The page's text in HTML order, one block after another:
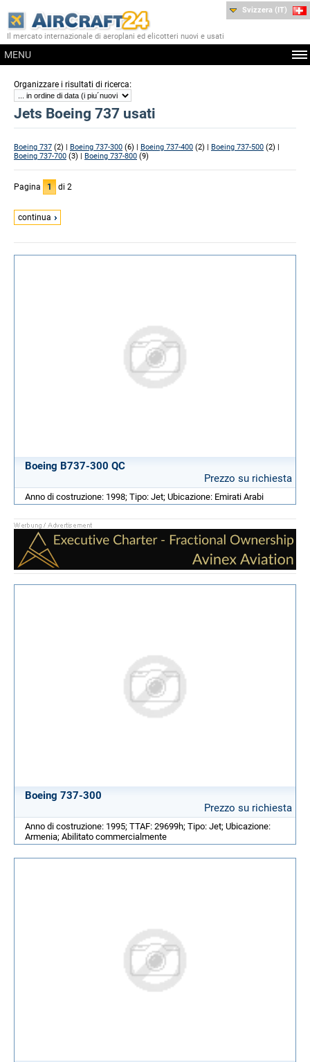
Il mercato internazionale di aeroplani ed elicotteri nuovi e usati
MENU
Svizzera (IT)
Organizzare i risultati di ricerca:
Jets Boeing 737 usati
Boeing 737 (2) | Boeing 737-300 (6) | Boeing 737-400 (2) | Boeing 737-500 (2) |
Boeing 737-700 (3) | Boeing 737-800 (9)
Pagina 1 di 2
continua
Boeing B737-300 QC
Prezzo su richiesta
Anno di costruzione: 1998; Tipo: Jet; Ubicazione: Emirati Arabi
Boeing 737-300
Prezzo su richiesta
Anno di costruzione: 1995; TTAF: 29699h; Tipo: Jet; Ubicazione:
Armenia; Abilitato commercialmente